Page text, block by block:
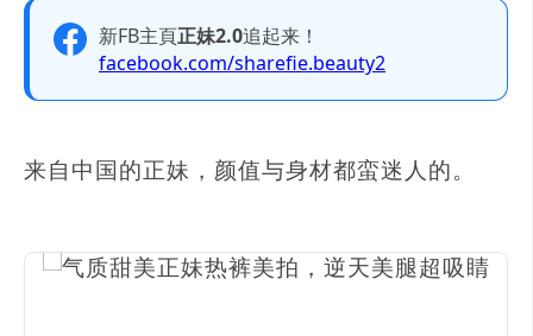
新FB主頁正妹2.0追起来！
facebook.com/sharefie.beauty2
来自中国的正妹，颜值与身材都蛮迷人的。